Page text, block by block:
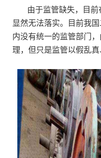
由于监管缺失，目
显然无法落实。目前我
内没有统一的监管部门
理，但只是监管以假乱真